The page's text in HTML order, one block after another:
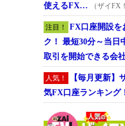
使えるFX…
（ザイFX
注目！
FX口座開設を
ク！ 最短30分～当日
取引を開始できる会
人気！
【毎月更新】
気FX口座ランキング